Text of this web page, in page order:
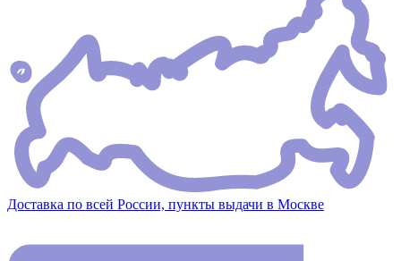
Доставка по всей России, пункты выдачи в Москве